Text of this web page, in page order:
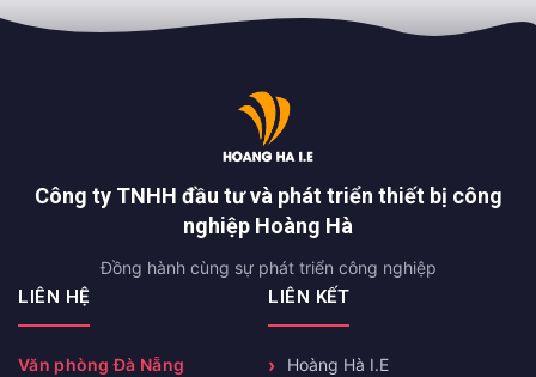
Công ty TNHH đầu tư và phát triển thiết bị công
nghiệp Hoàng Hà
Đồng hành cùng sự phát triển công nghiệp
LIÊN HỆ
Văn phòng Đà Nẵng
LIÊN KẾT
Hoàng Hà I.E